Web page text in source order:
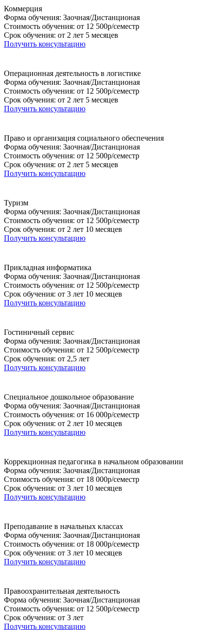
Коммерция
Форма обучения: Заочная/Дистанционая
Стоимость обучения: от 12 500р/семестр
Срок обучения: от 2 лет 5 месяцев
Получить консультацию
Операционная деятельность в логистике
Форма обучения: Заочная/Дистанционая
Стоимость обучения: от 12 500р/семестр
Срок обучения: от 2 лет 5 месяцев
Получить консультацию
Право и организация социального обеспечения
Форма обучения: Заочная/Дистанционая
Стоимость обучения: от 12 500р/семестр
Срок обучения: от 2 лет 5 месяцев
Получить консультацию
Туризм
Форма обучения: Заочная/Дистанционая
Стоимость обучения: от 12 500р/семестр
Срок обучения: от 2 лет 10 месяцев
Получить консультацию
Прикладная информатика
Форма обучения: Заочная/Дистанционая
Стоимость обучения: от 12 500р/семестр
Срок обучения: от 3 лет 10 месяцев
Получить консультацию
Гостиничный сервис
Форма обучения: Заочная/Дистанционая
Стоимость обучения: от 12 500р/семестр
Срок обучения: от 2,5 лет
Получить консультацию
Специальное дошкольное образование
Форма обучения: Заочная/Дистанционая
Стоимость обучения: от 16 000р/семестр
Срок обучения: от 2 лет 10 месяцев
Получить консультацию
Коррекционная педагогика в начальном образовании
Форма обучения: Заочная/Дистанционая
Стоимость обучения: от 18 000р/семестр
Срок обучения: от 3 лет 10 месяцев
Получить консультацию
Преподавание в начальных классах
Форма обучения: Заочная/Дистанционая
Стоимость обучения: от 18 000р/семестр
Срок обучения: от 3 лет 10 месяцев
Получить консультацию
Правоохранительная деятельность
Форма обучения: Заочная/Дистанционая
Стоимость обучения: от 12 500р/семестр
Срок обучения: от 3 лет
Получить консультацию